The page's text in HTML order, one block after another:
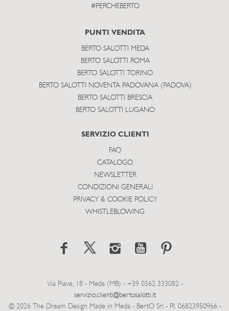
#PERCHEBERTO
PUNTI VENDITA
BERTO SALOTTI MEDA
BERTO SALOTTI ROMA
BERTO SALOTTI TORINO
BERTO SALOTTI NOVENTA PADOVANA (PADOVA)
BERTO SALOTTI BRESCIA
BERTO SALOTTI LUGANO
SERVIZIO CLIENTI
FAQ
CATALOGO
NEWSLETTER
CONDIZIONI GENERALI
PRIVACY & COOKIE POLICY
WHISTLEBLOWING
Via Piave, 18 - Meda (MB) - +39 0362 333082 -
servizio.clienti@bertosalotti.it
© 2026 The Dream Design Made in Meda - BertO Srl - P.I. 06823950966 -